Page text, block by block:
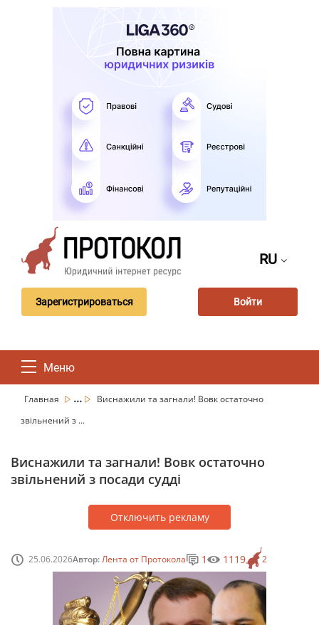
RU
Зарегистрироваться Войти
Меню
Главная ...
Виснажили та загнали! Вовк остаточно
звільнений з ...
Виснажили та загнали! Вовк остаточно
звільнений з посади судді
Отключить рекламу
25.06.2026Автор:Лента от Протокола 2
1 1119